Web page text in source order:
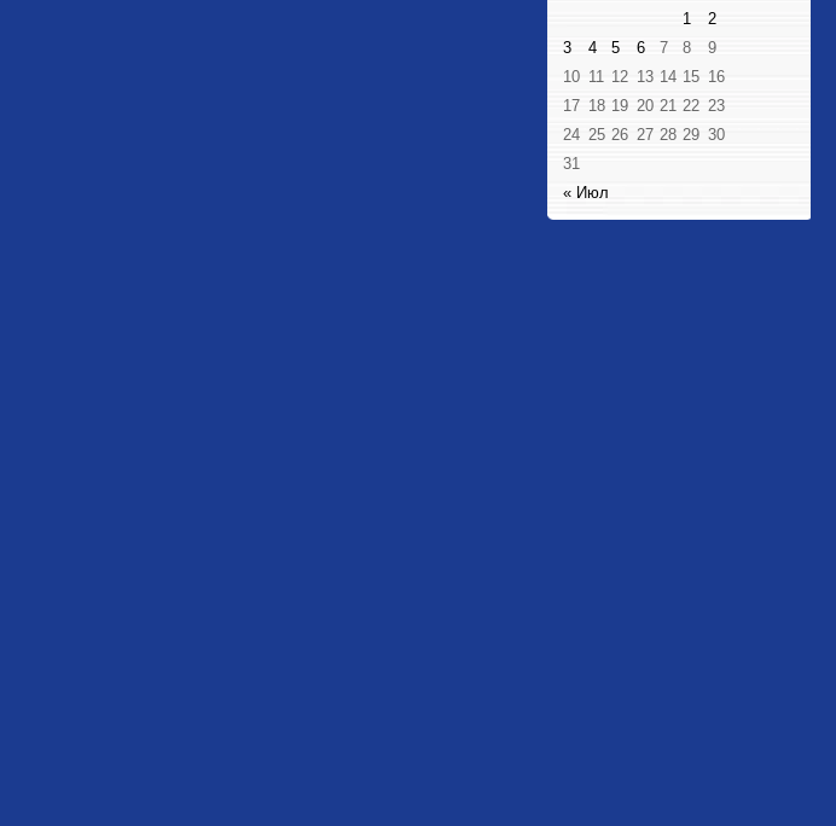
« Июл
1
2
3
4 5 6 7 8
9
10 11 12 13 14 15 16
17 18 19 20 21 22 23
24 25 26 27 28 29 30
31